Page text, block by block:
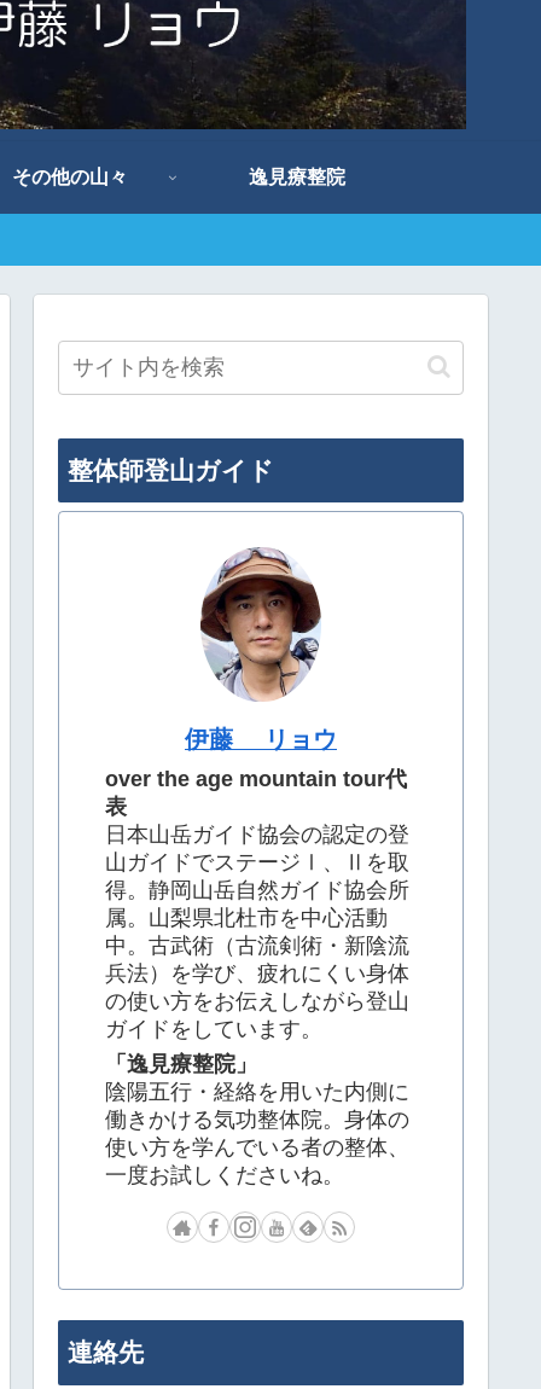
その他の山々 逸見療整院
整体師登山ガイド
伊藤 リョウ
over the age mountain tour代
表
日本山岳ガイド協会の認定の登
山ガイドでステージⅠ、Ⅱを取
得。静岡山岳自然ガイド協会所
属。山梨県北杜市を中心活動
中。古武術（古流剣術・新陰流
兵法）を学び、疲れにくい身体
の使い方をお伝えしながら登山
ガイドをしています。
「逸見療整院」
陰陽五行・経絡を用いた内側に
働きかける気功整体院。身体の
使い方を学んでいる者の整体、
一度お試しくださいね。
連絡先